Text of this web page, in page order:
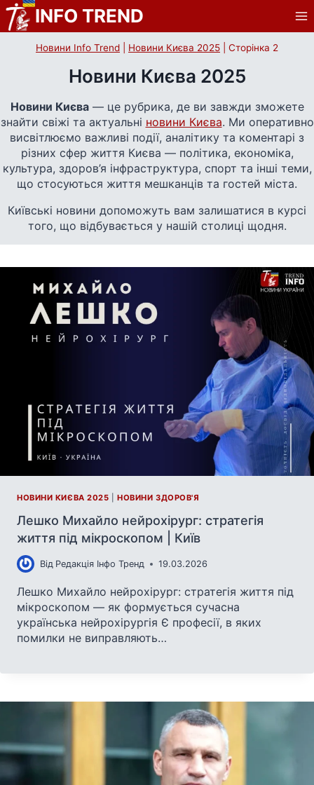
Перейти
до
INFO TREND
Новини Info Trend Новини Києва 2025 Сторінка 2
Новини Києва 2025
Новини Києва— це рубрика, де ви завжди зможете
знайти свіжі та актуальні новини Києва. Ми оперативно
висвітлюємо важливі події, аналітику та коментарі з
різних сфер життя Києва — політика, економіка,
культура, здоров’я інфраструктура, спорт та інші теми,
що стосуються життя мешканців та гостей міста.
Київські новини допоможуть вам залишатися в курсі
того, що відбувається у нашій столиці щодня.
НОВИНИ КИЄВА 2025 |НОВИНИ ЗДОРОВ'Я
Лешко Михайло нейрохірург: стратегія
життя під мікроскопом | Київ
Від Редакція Інфо Тренд 19.03.2026
Лешко Михайло нейрохірург: стратегія життя під
мікроскопом — як формується сучасна
українська нейрохірургія Є професії, в яких
помилки не виправляють…